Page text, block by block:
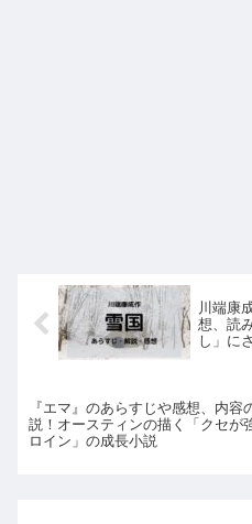
川端康
想、読
し」に
『エマ』のあらすじや感想、内容
説！オースティンの描く「クセが
ロイン」の成長小説